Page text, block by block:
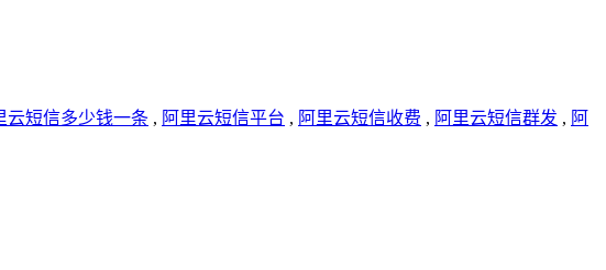
云短信多少钱一条 , 阿里云短信平台 , 阿里云短信收费 , 阿里云短信群发 , 阿